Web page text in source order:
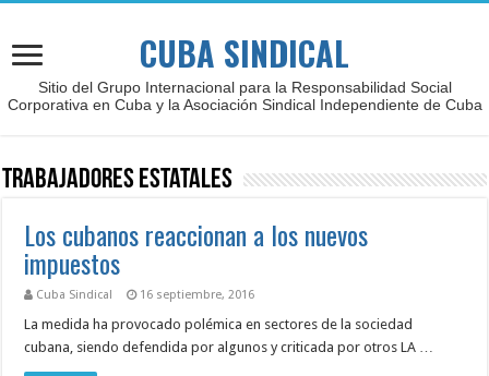
CUBA SINDICAL
Sitio del Grupo Internacional para la Responsabilidad Social
Corporativa en Cuba y la Asociación Sindical Independiente de Cuba
trabajadores estatales
Los cubanos reaccionan a los nuevos
impuestos
Cuba Sindical 16 septiembre, 2016
La medida ha provocado polémica en sectores de la sociedad
cubana, siendo defendida por algunos y criticada por otros LA …